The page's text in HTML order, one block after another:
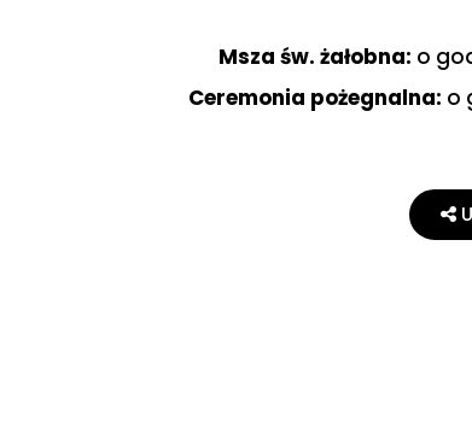
Msza św. żałobna: o
Ceremonia pożegnalna: o